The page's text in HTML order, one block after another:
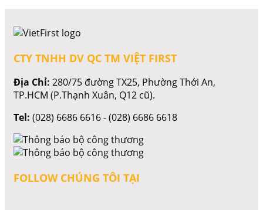
CTY TNHH DV QC TM VIỆT FIRST
Địa Chỉ: 280/75 đường TX25, Phường Thới An,
TP.HCM (P.Thạnh Xuân, Q12 cũ).
Tel: (028) 6686 6616 - (028) 6686 6618
FOLLOW CHÚNG TÔI TẠI